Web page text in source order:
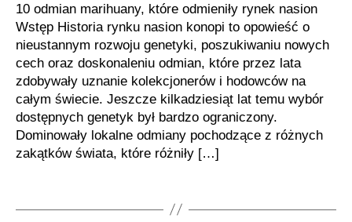
10 odmian marihuany, które odmieniły rynek nasion
Wstęp Historia rynku nasion konopi to opowieść o
nieustannym rozwoju genetyki, poszukiwaniu nowych
cech oraz doskonaleniu odmian, które przez lata
zdobywały uznanie kolekcjonerów i hodowców na
całym świecie. Jeszcze kilkadziesiąt lat temu wybór
dostępnych genetyk był bardzo ograniczony.
Dominowały lokalne odmiany pochodzące z różnych
zakątków świata, które różniły […]